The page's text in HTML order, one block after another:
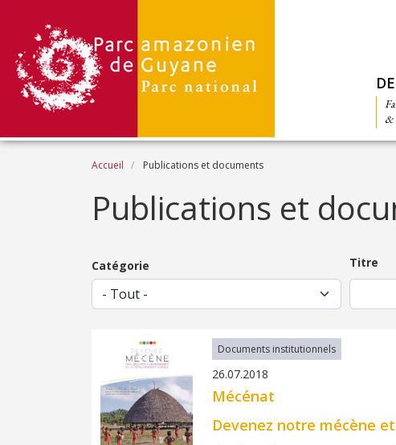
&
Fil d'Ariane
Accueil Publications et documents
Publications et
Catégorie Titre
Documents institutionnels
26.07.2018
Mécénat
Devenez notre mécène